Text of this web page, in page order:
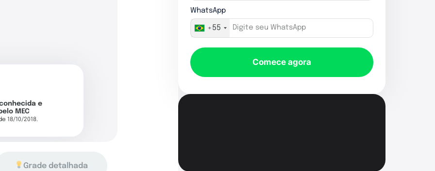
e
MEC
18/10/2018.
Grade detalhada
WhatsApp
+55
Comece agora